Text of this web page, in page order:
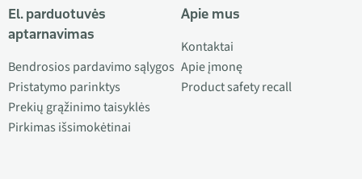
El. parduotuvės
aptarnavimas
Bendrosios pardavimo sąlygos
Pristatymo parinktys
Prekių grąžinimo taisyklės
Pirkimas išsimokėtinai
Apie mus
Kontaktai
Apie įmonę
Product safety recall